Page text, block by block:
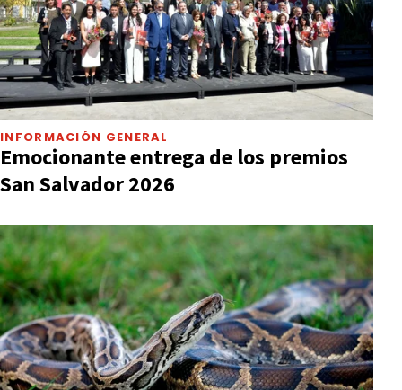
INFORMACIÓN GENERAL
Emocionante entrega de los premios
San Salvador 2026